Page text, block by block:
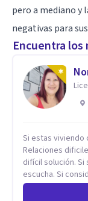
pero a mediano y
negativas para
Encuentra
Si estas viviendo
Relaciones
difícil solución. Si
escucha. Si
comprensión. Si
sueños, deseos.